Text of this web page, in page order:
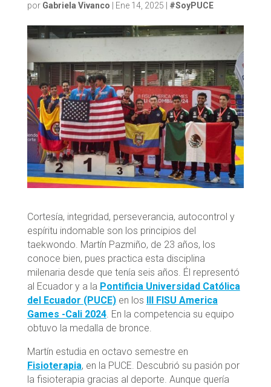
por Gabriela Vivanco Ene 14, 2025 #SoyPUCE
Cortesía, integridad, perseverancia, autocontrol y
espíritu indomable son los principios del
taekwondo. Martín Pazmiño, de 23 años, los
conoce bien, pues practica esta disciplina
milenaria desde que tenía seis años. Él representó
al Ecuador y a la Pontificia Universidad Católica
del Ecuador (PUCE)en los
lII FISU America
Games -Cali 2024. En la competencia su equipo
obtuvo la medalla de bronce.
Martín estudia en octavo semestre en
Fisioterapia, en la PUCE. Descubrió su pasión por
la fisioterapia gracias al deporte. Aunque quería